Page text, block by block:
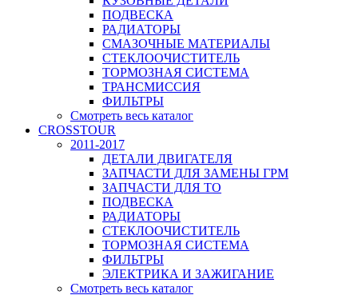
ПОДВЕСКА
РАДИАТОРЫ
СМАЗОЧНЫЕ МАТЕРИАЛЫ
СТЕКЛООЧИСТИТЕЛЬ
ТОРМОЗНАЯ СИСТЕМА
ТРАНСМИССИЯ
ФИЛЬТРЫ
Смотреть весь каталог
CROSSTOUR
2011-2017
ДЕТАЛИ ДВИГАТЕЛЯ
ЗАПЧАСТИ ДЛЯ ЗАМЕНЫ ГРМ
ЗАПЧАСТИ ДЛЯ ТО
ПОДВЕСКА
РАДИАТОРЫ
СТЕКЛООЧИСТИТЕЛЬ
ТОРМОЗНАЯ СИСТЕМА
ФИЛЬТРЫ
ЭЛЕКТРИКА И ЗАЖИГАНИЕ
Смотреть весь каталог